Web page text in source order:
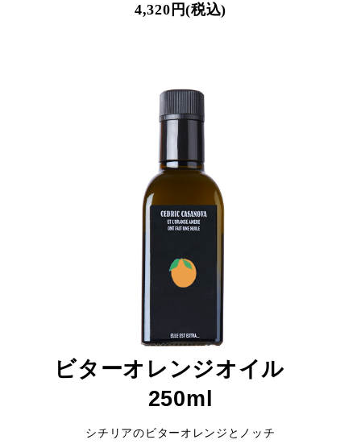
4,320円(税込)
ビターオレンジオイル
250ml
シチリアのビターオレンジとノッチ